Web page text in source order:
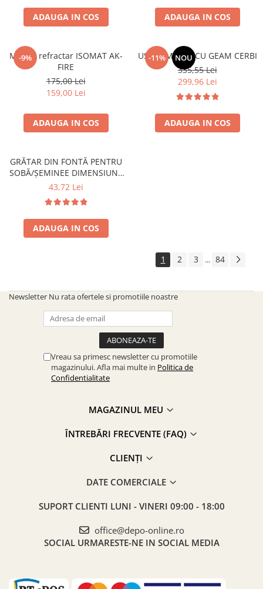
ADAUGA IN COS ADAUGA IN COS
-9%
Mortar refractar ISOMAT AK-
FIRE
175,00 Lei
159,00 Lei
ADAUGA IN COS
-11% NOU
UȘĂ ȘEMINEU CU GEAM CERBI
335,55 Lei
299,96 Lei
ADAUGA IN COS
GRĂTAR DIN FONTĂ PENTRU
SOBĂ/ȘEMINEE DIMENSIUNE
300 mm x 200 mm
43,72 Lei
ADAUGA IN COS
1 2 3 ... 84
Newsletter Nu rata ofertele si promotiile noastre
Vreau sa primesc newsletter cu promotiile
magazinului. Afla mai multe in Politica de
Confidentialitate
MAGAZINUL MEU
ÎNTREBĂRI FRECVENTE (FAQ)
CLIENȚI
DATE COMERCIALE
SUPORT CLIENTI LUNI - VINERI 09:00 - 18:00
office@depo-online.ro
SOCIAL URMARESTE-NE IN SOCIAL MEDIA